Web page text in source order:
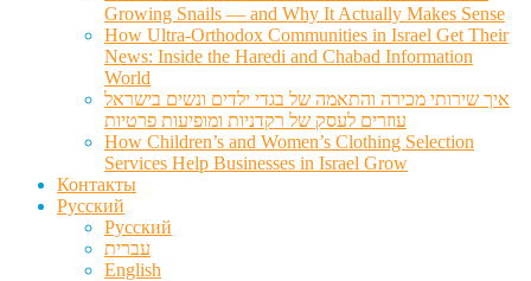
Growing Snails — and Why It Actually Makes Sense
How Ultra-Orthodox Communities in Israel Get Their
News: Inside the Haredi and Chabad Information
World
איך שירותי מכירה והתאמה של בגדי ילדים ונשים בישראל
עוזרים לעסק של רקדניות ומופיעות פרטיות
How Children’s and Women’s Clothing Selection
Services Help Businesses in Israel Grow
Контакты
Русский
Русский
עברית
English